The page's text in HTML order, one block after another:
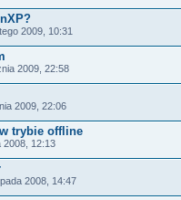
2009, 10:31
2009, 22:58
2009, 22:06
trybie offline
2008, 12:13
2008, 14:47